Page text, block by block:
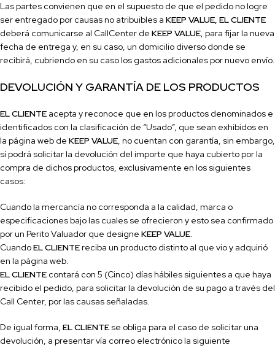
Las partes convienen que en el supuesto de que el pedido no logre
ser entregado por causas no atribuibles a KEEP VALUE, EL CLIENTE
deberá comunicarse al CallCenter de KEEP VALUE, para fijar la nueva
fecha de entrega y, en su caso, un domicilio diverso donde se
recibirá, cubriendo en su caso los gastos adicionales por nuevo envío.
DEVOLUCIÓN Y GARANTÍA DE LOS PRODUCTOS
EL CLIENTE acepta y reconoce que en los productos denominados e
identificados con la clasificación de “Usado”, que sean exhibidos en
la página web de KEEP VALUE, no cuentan con garantía, sin embargo,
sí podrá solicitar la devolución del importe que haya cubierto por la
compra de dichos productos, exclusivamente en los siguientes
casos:
Cuando la mercancía no corresponda a la calidad, marca o
especificaciones bajo las cuales se ofrecieron y esto sea confirmado
por un Perito Valuador que designe KEEP VALUE.
CuandoEL CLIENTEreciba un producto distinto al que vio y adquirió
en la página web.
EL CLIENTE contará con 5 (Cinco) días hábiles siguientes a que haya
recibido el pedido, para solicitar la devolución de su pago a través del
Call Center, por las causas señaladas.
De igual forma, EL CLIENTE se obliga para el caso de solicitar una
devolución, a presentar vía correo electrónico la siguiente